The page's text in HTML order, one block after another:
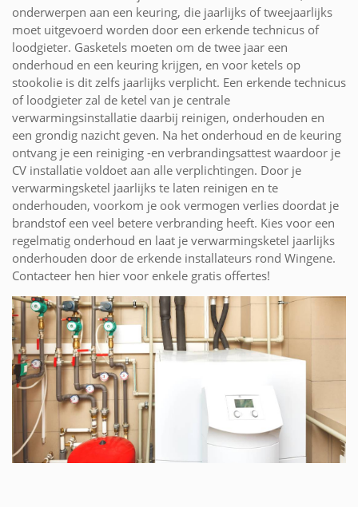
onderwerpen aan een keuring, die jaarlijks of tweejaarlijks
moet uitgevoerd worden door een erkende technicus of
loodgieter. Gasketels moeten om de twee jaar een
onderhoud en een keuring krijgen, en voor ketels op
stookolie is dit zelfs jaarlijks verplicht. Een erkende technicus
of loodgieter zal de ketel van je centrale
verwarmingsinstallatie daarbij reinigen, onderhouden en
een grondig nazicht geven. Na het onderhoud en de keuring
ontvang je een reiniging -en verbrandingsattest waardoor je
CV installatie voldoet aan alle verplichtingen. Door je
verwarmingsketel jaarlijks te laten reinigen en te
onderhouden, voorkom je ook vermogen verlies doordat je
brandstof een veel betere verbranding heeft. Kies voor een
regelmatig onderhoud en laat je verwarmingsketel jaarlijks
onderhouden door de erkende installateurs rond Wingene.
Contacteer hen hier voor enkele gratis offertes!